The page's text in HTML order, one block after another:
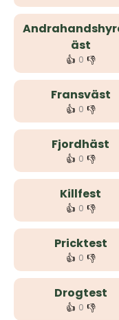
äst
👍 0 👎
Fransväst
👍 0 👎
Fjordhäst
👍 0 👎
Killfest
👍 0 👎
Pricktest
👍 0 👎
Drogtest
👍 0 👎